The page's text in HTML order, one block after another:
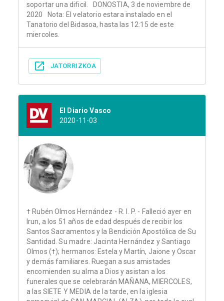
soportar una dificil. DONOSTIA, 3 de noviembre de
2020 Nota: El velatorio estara instalado en el
Tanatorio del Bidasoa, hasta las 12:15 de este
miercoles.
JATORRIZKOA
El Diario Vasco
2020-11-03
† Rubén Olmos Hernández - R. I. P. - Falleció ayer en
Irun, a los 51 años de edad después de recibir los
Santos Sacramentos y la Bendición Apostólica de Su
Santidad. Su madre: Jacinta Hernández y Santiago
Olmos (†); hermanos: Estela y Martín, Jaione y Oscar
y demás familiares. Ruegan a sus amistades
encomienden su alma a Dios y asistan a los
funerales que se celebrarán MAÑANA, MIERCOLES,
a las SIETE Y MEDIA de la tarde, en la iglesia